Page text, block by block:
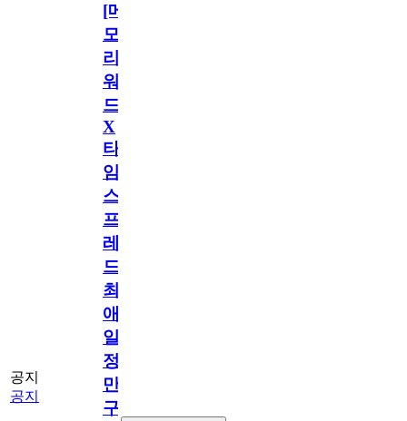
공지
공지
[메
모
리
워
드
X
타
임
스
프
레
드]
최
애
일
정
만
구